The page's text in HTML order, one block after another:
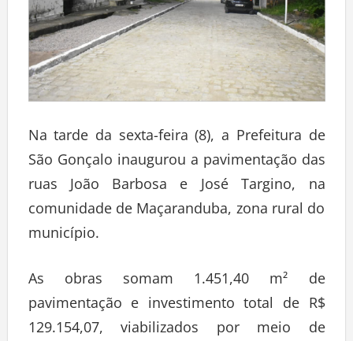
Na tarde da sexta-feira (8), a Prefeitura de
São Gonçalo inaugurou a pavimentação das
ruas João Barbosa e José Targino, na
comunidade de Maçaranduba, zona rural do
município.
As obras somam 1.451,40 m² de
pavimentação e investimento total de R$
129.154,07, viabilizados por meio de